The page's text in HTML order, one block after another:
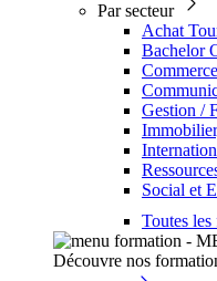
Par secteur
Achat
Bachelor
Gestion /
Social et
Toutes
Découvre nos